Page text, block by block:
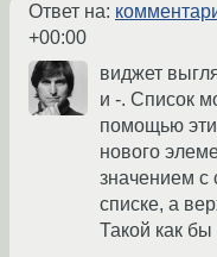
Ответ на:
+00:00
виджет
и -. Список
помощью
нового
значением с
списке, а
Такой как бы